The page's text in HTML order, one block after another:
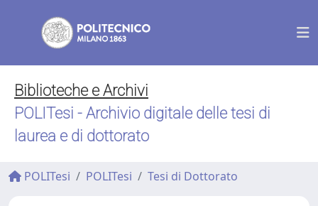
Biblioteche e Archivi
POLITesi - Archivio digitale delle tesi di
laurea e di dottorato
POLITesi POLITesi Tesi di Dottorato